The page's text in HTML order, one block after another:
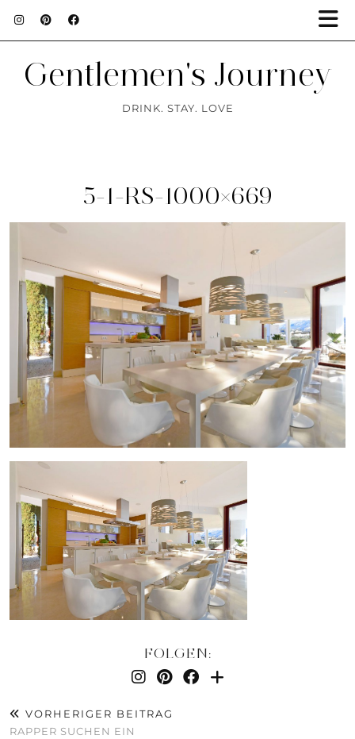
Gentlemen's Journey
DRINK. STAY. LOVE
5-1-RS-1000×669
FOLGEN:
VORHERIGER BEITRAG
RAPPER SUCHEN EIN